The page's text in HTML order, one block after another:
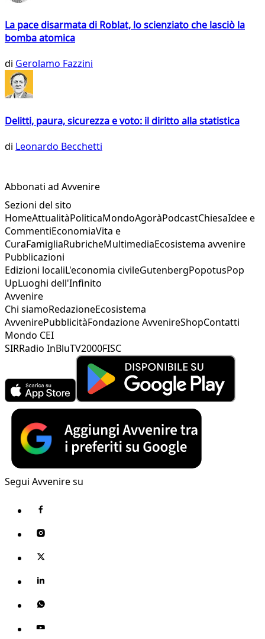
La pace disarmata di Roblat, lo scienziato che lasciò la
bomba atomica
di Gerolamo Fazzini
Delitti, paura, sicurezza e voto: il diritto alla statistica
di Leonardo Becchetti
Abbonati ad Avvenire
Sezioni del sito
HomeAttualitàPoliticaMondoAgoràPodcastChiesaIdee e
CommentiEconomiaVita e
CuraFamigliaRubricheMultimediaEcosistema avvenire
Pubblicazioni
Edizioni localiL'economia civileGutenbergPopotusPop
UpLuoghi dell'Infinito
Avvenire
Chi siamoRedazioneEcosistema
AvvenirePubblicitàFondazione AvvenireShopContatti
Mondo CEI
SIRRadio InBluTV2000FISC
Segui Avvenire su